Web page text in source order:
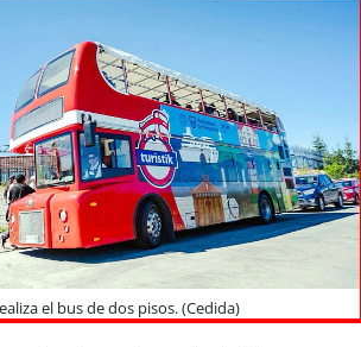
el bus de dos pisos. (Cedida)